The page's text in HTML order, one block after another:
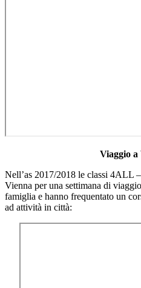
Viaggio a
Nell’as 2017/2018 le classi 4ALL
Vienna per una settimana di
famiglia e hanno frequentato un
ad attività in città: